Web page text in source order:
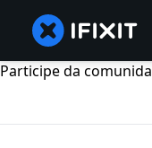
Participe da